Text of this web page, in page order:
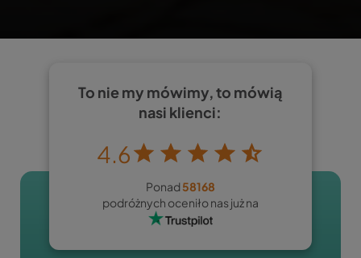
To nie my mówimy, to mówią
nasi klienci:
4.6
Ponad 58168
podróżnych oceniło nas już na